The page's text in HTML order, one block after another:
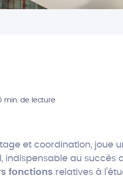
min. de lecture
et coordination, joue
indispensable au succès
fonctions relatives à